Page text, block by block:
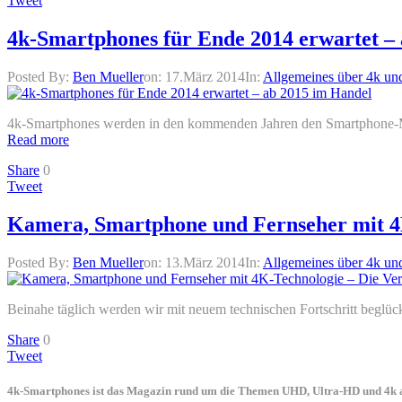
4k-Smartphones für Ende 2014 erwartet –
Posted By: Ben Muelleron: 17.März 2014In: Allgemeines über 4k
4k-Smartphones werden in den kommenden Jahren den
Read more
Share 0
Tweet
Kamera, Smartphone und Fernseher mit
Posted By: Ben Muelleron: 13.März 2014In: Allgemeines über 4k
Beinahe täglich werden wir mit neuem technischen Fortschritt
Share 0
Tweet
4k-Smartphones ist das Magazin rund um die Themen UHD, Ultra-HD und 4k